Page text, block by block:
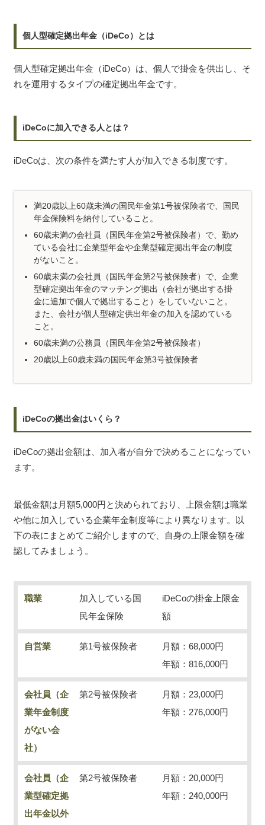
個人型確定拠出年金（iDeCo）とは
個人型確定拠出年金（iDeCo）は、個人で掛金を供出し、そ
れを運用するタイプの確定拠出年金です。
iDeCoに加入できる人とは？
iDeCoは、次の条件を満たす人が加入できる制度です。
満20歳以上60歳未満の国民年金第1号被保険者で、国民
年金保険料を納付していること。
60歳未満の会社員（国民年金第2号被保険者）で、勤め
ている会社に企業型年金や企業型確定拠出年金の制度
がないこと。
60歳未満の会社員（国民年金第2号被保険者）で、企業
型確定拠出年金のマッチング拠出（会社が拠出する掛
金に追加で個人で拠出すること）をしていないこと。
また、会社が個人型確定供出年金の加入を認めている
こと。
60歳未満の公務員（国民年金第2号被保険者）
20歳以上60歳未満の国民年金第3号被保険者
iDeCoの拠出金はいくら？
iDeCoの拠出金額は、加入者が自分で決めることになってい
ます。
最低金額は月額5,000円と決められており、上限金額は職業
や他に加入している企業年金制度等により異なります。以
下の表にまとめてご紹介しますので、自身の上限金額を確
認してみましょう。
職業
加入している国
民年金保険
iDeCoの掛金上限金
額
自営業 第1号被保険者
月額：68,000円
年額：816,000円
会社員（企
業年金制度
がない会
社）
第2号被保険者
月額：23,000円
年額：276,000円
会社員（企
業型確定拠
出年金以外
第2号被保険者
月額：20,000円
年額：240,000円